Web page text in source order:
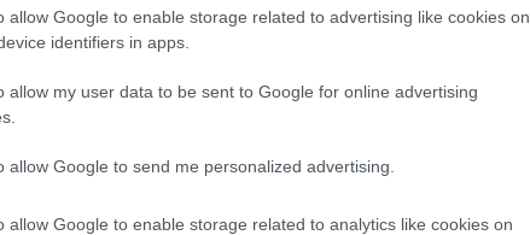
allow Google to enable storage related to advertising like cookies on
identifiers in apps.
allow my user data to be sent to Google for online advertising
allow Google to send me personalized advertising.
allow Google to enable storage related to analytics like cookies on
mozgunk!
elfeledkezni az ivásról, márpedig ha melegszik az
különösen, ha mozgunk is. Ügyeljünk arra,